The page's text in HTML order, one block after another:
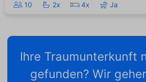
10 2x 4x Ja
Ihre Traumunterkunft
gefunden? Wir